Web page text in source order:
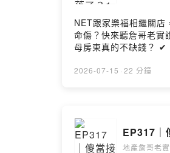
NET跟家樂福相繼關店
命傷？快來聽詹哥老實說！ ⭐聽完來IG找詹哥聊
母房東真的不缺錢？ ✔ 沒有捷運
https://bit.ly/34ylgpi
2026-07-15 · 22 分鐘
EP317｜
地產詹哥老